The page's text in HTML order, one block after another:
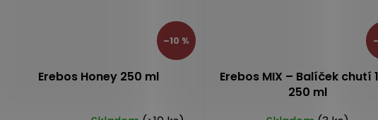
–10 %
Erebos Honey 250 ml
Erebos MIX – Balíček chutí
250 ml